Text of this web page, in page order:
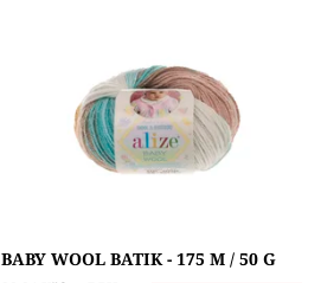
Alize, vyrobena ze směsi
vlny, akrylu a bambusu. Baby Wool
příze nedráždí pokožku, a proto
vyhovuje i těm...
Dostupnost:
Skladem 20 ks
BABY WOOL BATIK - 175 M / 50 G